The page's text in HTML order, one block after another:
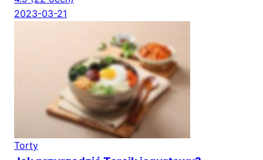
2023-03-21
Torty